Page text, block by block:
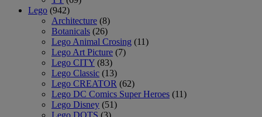
Lego (942)
Architecture (8)
Botanicals (26)
Lego Animal Crosing (11)
Lego Art Picture (7)
Lego CITY (83)
Lego Classic (13)
Lego CREATOR (62)
Lego DC Comics Super Heroes (11)
Lego Disney (51)
Lego DOTS (3)